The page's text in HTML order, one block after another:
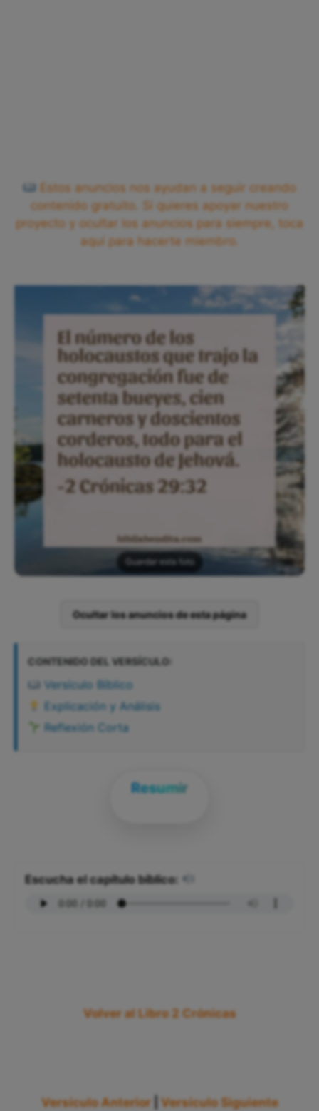
Estos anuncios nos ayudan a seguir creando
contenido gratuito. Si quieres apoyar nuestro
proyecto y ocultar los anuncios para siempre, toca
aquí para hacerte miembro.
Guardar esta foto
Ocultar los anuncios de esta página
CONTENIDO DEL VERSÍCULO:
Versículo Bíblico
Explicación y Análisis
Reflexión Corta
Resumir
Escucha el capítulo bíblico:
Volver al Libro 2 Crónicas
Versículo Anterior Versículo Siguiente